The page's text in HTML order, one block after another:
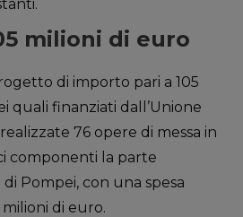
milioni di euro
di importo pari a 105
quali finanziati dall’Unione
76 opere di messa in
componenti la parte
Pompei, con una spesa
di euro.